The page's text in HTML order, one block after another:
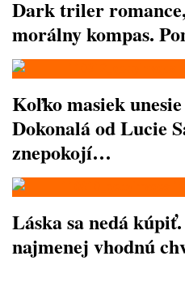
Dark triler
morálny kompas.
Koľko masiek
Dokonalá od Lucie
znepokojí…
Láska sa nedá
najmenej vhodnú